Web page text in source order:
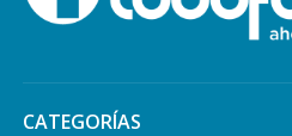
CATEGORÍAS